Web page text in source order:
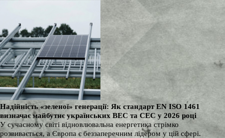
Надійність «зеленої» генерації: Як стандарт EN ISO 1461
визначає майбутнє українських ВЕС та СЕС у 2026 році
У сучасному світі відновлювальна енергетика стрімко
розвивається, а Європа є беззаперечним лідером у цій сфері.